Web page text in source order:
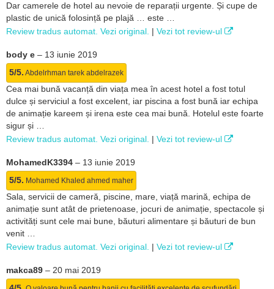
Dar camerele de hotel au nevoie de reparații urgente. Și cupe de
plastic de unică folosință pe plajă … este …
Review tradus automat. Vezi original. | Vezi tot review-ul
body e – 13 iunie 2019
5/5. Abdelrhman tarek abdelrazek
Cea mai bună vacanță din viața mea în acest hotel a fost totul
dulce și serviciul a fost excelent, iar piscina a fost bună iar echipa
de animație kareem și irena este cea mai bună. Hotelul este foarte
sigur și …
Review tradus automat. Vezi original. | Vezi tot review-ul
MohamedK3394 – 13 iunie 2019
5/5. Mohamed Khaled ahmed maher
Sala, servicii de cameră, piscine, mare, viață marină, echipa de
animație sunt atât de prietenoase, jocuri de animație, spectacole și
activități sunt cele mai bune, băuturi alimentare și băuturi de bun
venit …
Review tradus automat. Vezi original. | Vezi tot review-ul
makca89 – 20 mai 2019